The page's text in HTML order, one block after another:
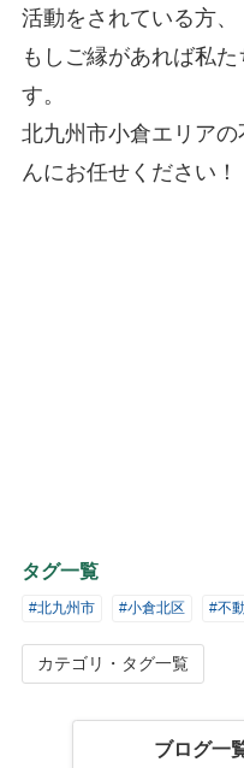
活動をされている方、
もしご縁があれば私
す。
北九州市小倉エリア
んにお任せください！
タグ一覧
#北九州市 #小倉北区 #不
カテゴリ・タグ一覧
ブログ一